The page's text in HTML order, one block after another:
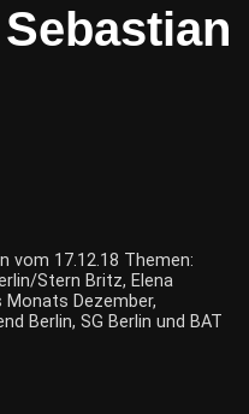
Sebastian
vom 17.12.18 Themen:
Stern Britz, Elena
Dezember,
Berlin, SG Berlin und BAT